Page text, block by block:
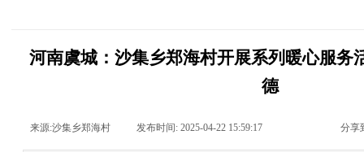
河南虞城：沙集乡郑海村开展系列暖心服务
德
来源:沙集乡郑海村 发布时间: 2025-04-22 15:59:17 分享